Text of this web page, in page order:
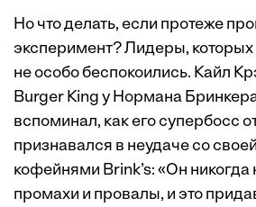
Но что делать, если протеже
эксперимент? Лидеры, которых
не особо беспокоились. Кайл
Burger King у Нормана
вспоминал, как его супербосс
признавался в неудаче со
кофейнями Brink’s: «Он никогда
промахи и провалы, и это